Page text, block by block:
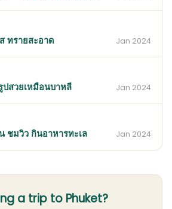
ทรายสะอาด Jan 2024
สวยเหมือนบาหลี Jan 2024
ชมวิว กินอาหารทะเล Jan 2024
a trip to Phuket?